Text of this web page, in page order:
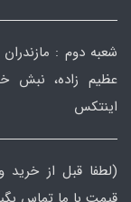
عظیم زاده، نبش
اینتکس
(لطفا قبل از خرید